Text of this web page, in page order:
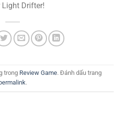
Light Drifter!
trong Review Game. Đánh dấu trang
.